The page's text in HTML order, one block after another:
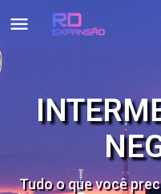
Tudo o que você